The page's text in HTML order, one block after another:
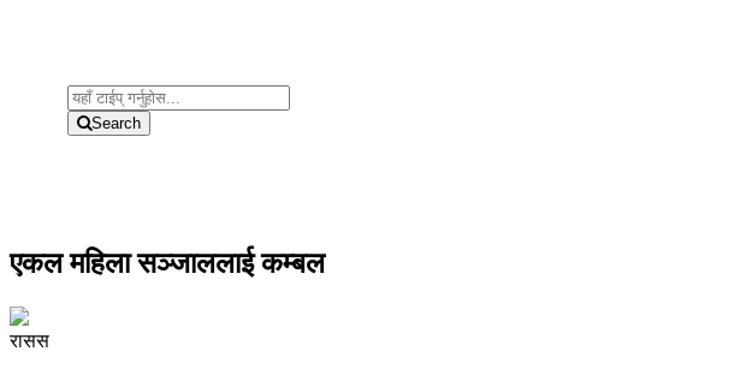
Search
एकल महिला सञ्जाललाई कम्बल
रासस